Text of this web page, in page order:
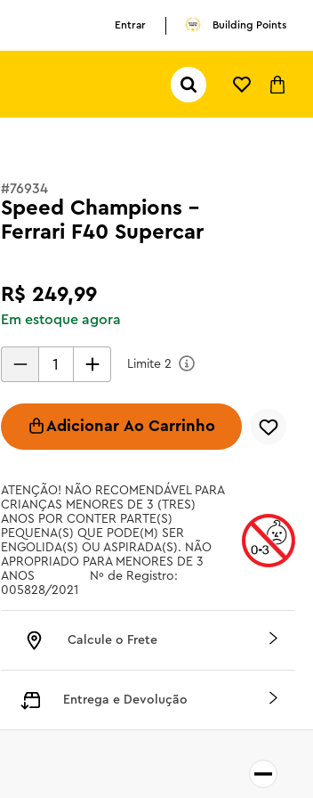
Entrar Building Points
Pesquisar...
#76934
Speed Champions -
Ferrari F40 Supercar
R$ 249,99
Em estoque agora
Limite 2
Adicionar Ao Carrinho
ATENÇÃO! NÃO RECOMENDÁVEL PARA
CRIANÇAS MENORES DE 3 (TRES)
ANOS POR CONTER PARTE(S)
PEQUENA(S) QUE PODE(M) SER
ENGOLIDA(S) OU ASPIRADA(S). NÃO
APROPRIADO PARA MENORES DE 3
ANOS		 Nº de Registro:
005828/2021
Calcule o Frete
Entrega e Devolução
pokemon
ferrari